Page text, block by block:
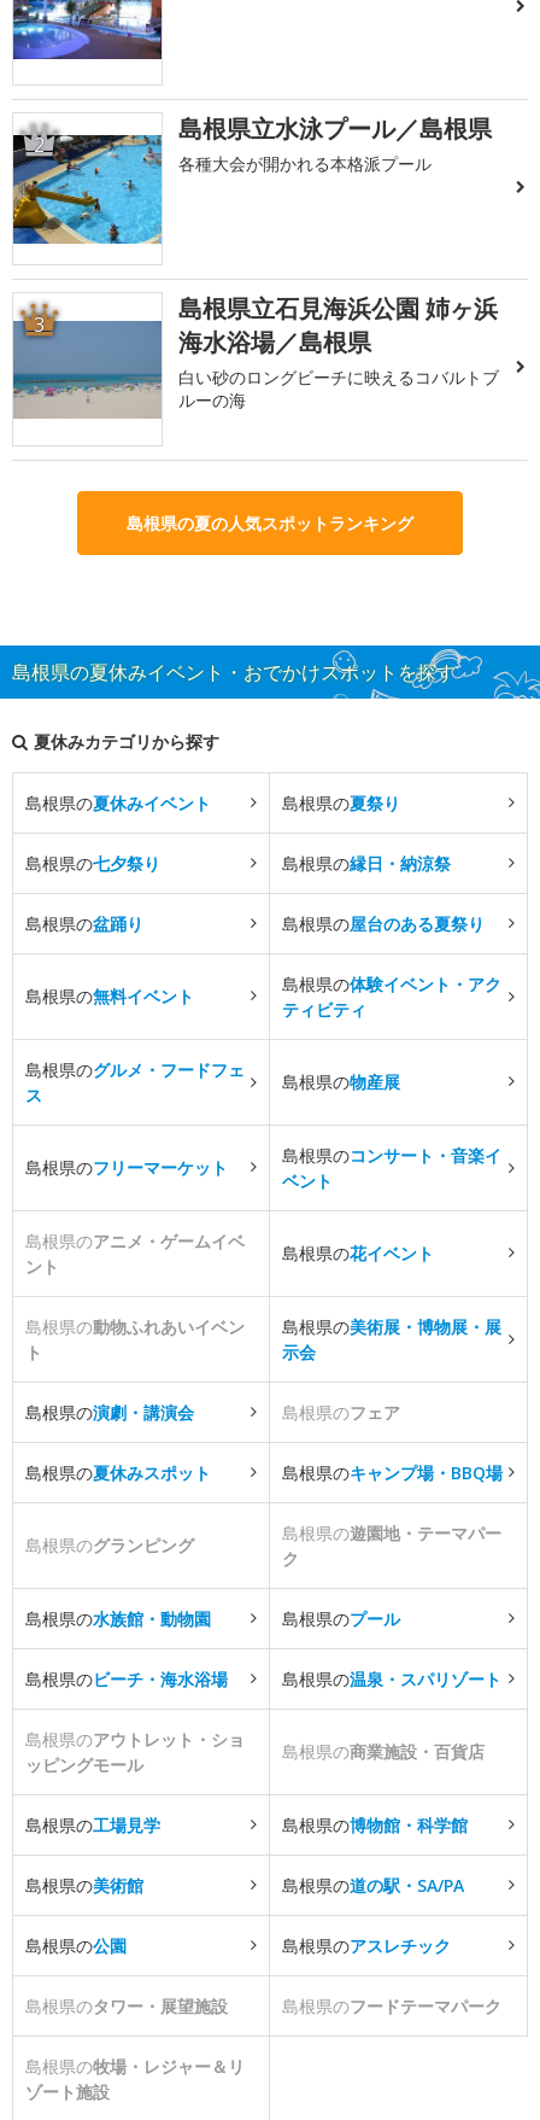
2 島根県立水泳プール／島根県
各種大会が開かれる本格派プール
3
島根県立石見海浜公園 姉ヶ浜
海水浴場／島根県
白い砂のロングビーチに映えるコバルトブ
ルーの海
島根県の夏の人気スポットランキング
島根県の夏休みイベント・おでかけスポットを探す
夏休みカテゴリから探す
島根県の夏休みイベント 島根県の夏祭り
島根県の七夕祭り 島根県の縁日・納涼祭
島根県の盆踊り 島根県の屋台のある夏祭り
島根県の無料イベント
島根県の体験イベント・アク
ティビティ
島根県のグルメ・フードフェ
ス
島根県の物産展
島根県のフリーマーケット
島根県のコンサート・音楽イ
ベント
島根県のアニメ・ゲームイベ
ント
島根県の花イベント
島根県の動物ふれあいイベン
ト
島根県の美術展・博物展・展
示会
島根県の演劇・講演会 島根県のフェア
島根県の夏休みスポット 島根県のキャンプ場・BBQ場
島根県のグランピング
島根県の遊園地・テーマパー
ク
島根県の水族館・動物園 島根県のプール
島根県のビーチ・海水浴場 島根県の温泉・スパリゾート
島根県のアウトレット・ショ
ッピングモール
島根県の商業施設・百貨店
島根県の工場見学 島根県の博物館・科学館
島根県の美術館 島根県の道の駅・SA/PA
島根県の公園 島根県のアスレチック
島根県のタワー・展望施設 島根県のフードテーマパーク
島根県の牧場・レジャー＆リ
ゾート施設